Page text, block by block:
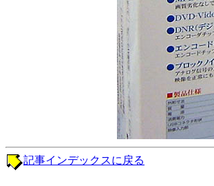
記事インデックスに戻る